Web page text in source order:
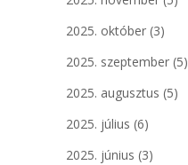
2025. október (3)
2025. szeptember (5)
2025. augusztus (5)
2025. július (6)
2025. június (3)